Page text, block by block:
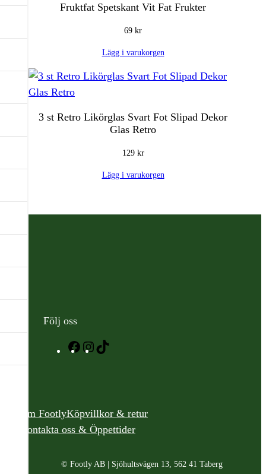
Fruktfat Spetskant Vit Fat Frukter
69 kr
Lägg i varukorgen
3 st Retro Likörglas Svart Fot Slipad Dekor
Glas Retro
129 kr
Lägg i varukorgen
Följ oss
Facebook
Instagram
Om FootlyKöpvillkor & retur
Kontakta oss & Öppettider
© Footly AB | Sjöhultsvägen 13, 562 41 Taberg